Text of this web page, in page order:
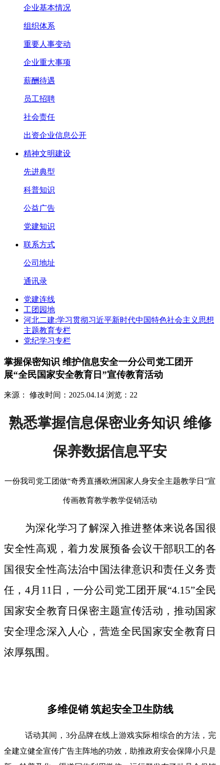
企业基本情况
组织体系
重要人事变动
企业重大事项
薪酬待遇
员工招聘
社会责任
出资企业信息公开
精神文明建设
先进典型
科普知识
公益广告
党建知识
联系方式
公司地址
通讯录
党建连线
工团园地
河北二建:学习贯彻习近平新时代中国特色社会主义思想
主题教育专栏
党纪学习专栏
掌握保密知识 维护信息安全一分公司党工团开
展“全民国家安全教育日”宣传教育活动
来源： 修改时间：2025.04.14 浏览：22
熟悉掌握信息保密业务知识 维修
保养数据信息平安
一份我司党工团做“奇秀直播欧洲国家人身安全主题教学日”宣
传画教育教学教学促销活动
为深化学习了解深入推进整体来说各国很
安全性高观，着力发展预备会议干部职工的各
国很安全性高法治中国法律意识和责任义务责
任，4月11日，一分公司党工团开展“4.15”全民
国家安全教育日保密主题宣传活动，推动国家
安全理念深入人心，营造全民国家安全教育日
浓厚氛围。
多维促销 筑起安全卫生防线
话动其间，3分品牌在线上游戏实际相综合的方法，完
全建立健全宣传广告主阵地的功效，助推政府安会保障小只是